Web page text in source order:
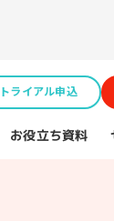
トライアル申込
お役立ち資料